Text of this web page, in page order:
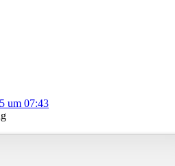
um 07:43